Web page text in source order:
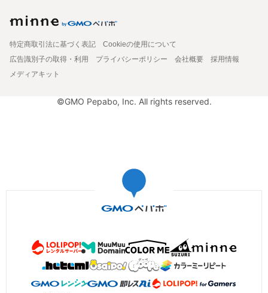
特定商取引法に基づく表記
Cookieの使用について
広告識別子の取得・利用
プライバシーポリシー 会社概要
採用情報
メディアキット
©GMO Pepabo, Inc. All rights reserved.